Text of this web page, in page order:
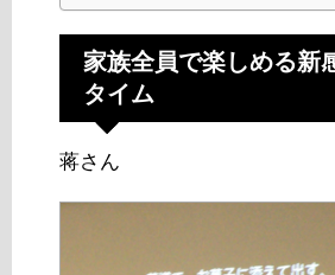
家族全員で楽しめる新
タイム
蒋さん